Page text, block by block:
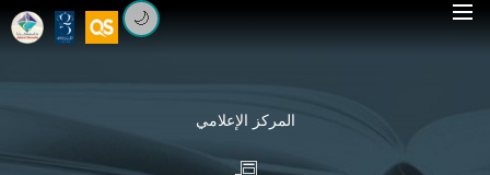
🌙
المركز الإعلامي